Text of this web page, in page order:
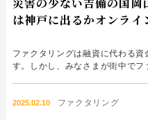
は神戸に出るかオンライ
ファクタリングは融資に代わる
す。しかし、みなさまが街中で
ら、地方にお住まいの方は利用で
2025.02.10 ファクタリング